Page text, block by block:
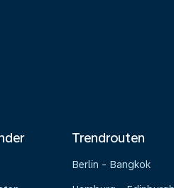
Trendrouten
Berlin - Bangkok